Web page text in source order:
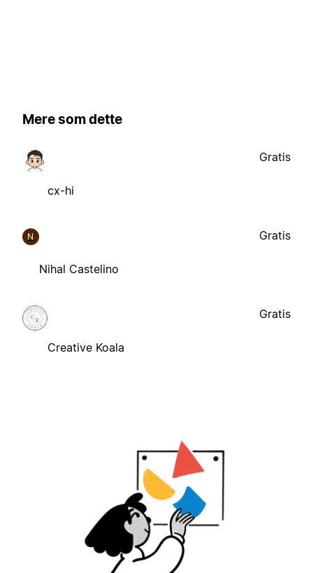
Mere som dette
cx-hi
Gratis
N
Nihal Castelino
Gratis
Creative Koala
Gratis